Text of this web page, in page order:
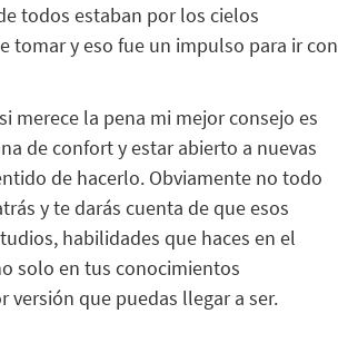
todos estaban por los cielos
tomar y eso fue un impulso para ir con
merece la pena mi mejor consejo es
de confort y estar abierto a nuevas
de hacerlo. Obviamente no todo
y te darás cuenta de que esos
habilidades que haces en el
solo en tus conocimientos
versión que puedas llegar a ser.